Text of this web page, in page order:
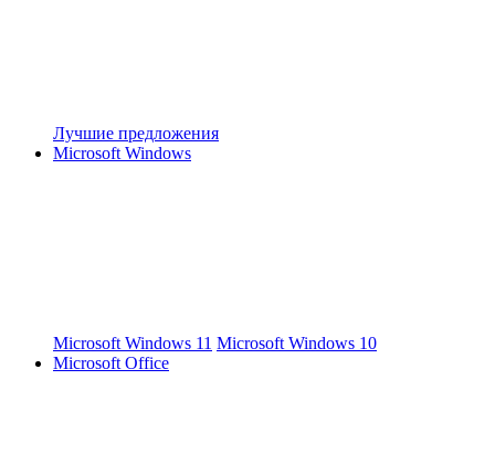
Лучшие предложения
Microsoft Windows
Microsoft Windows 11 Microsoft Windows 10
Microsoft Office